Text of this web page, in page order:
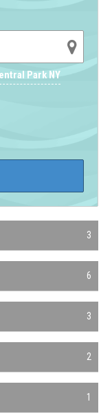
Park NY
3
6
3
2
1